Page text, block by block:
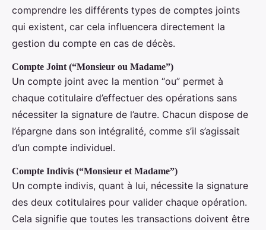
comprendre les différents types de comptes joints
qui existent, car cela influencera directement la
gestion du compte en cas de décès.
Compte Joint (“Monsieur ou Madame”)
Un compte joint avec la mention “ou” permet à
chaque cotitulaire d’effectuer des opérations sans
nécessiter la signature de l’autre. Chacun dispose de
l’épargne dans son intégralité, comme s’il s’agissait
d’un compte individuel.
Compte Indivis (“Monsieur et Madame”)
Un compte indivis, quant à lui, nécessite la signature
des deux cotitulaires pour valider chaque opération.
Cela signifie que toutes les transactions doivent être